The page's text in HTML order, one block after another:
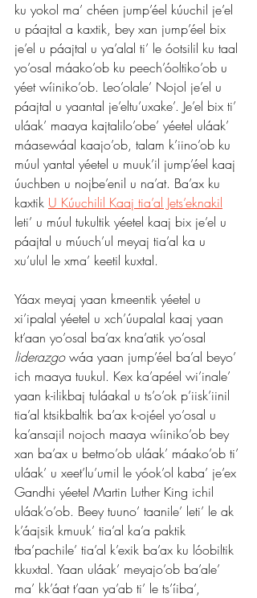
ku yokol ma’ chéen jump’éel kúuchil je’el
u páajtal a kaxtik, bey xan jump’éel bix
je’el u páajtal u ya’alal ti’ le óotsilil ku taal
yo’osal máako’ob ku peech’óoltiko’ob u
yéet wíiniko’ob. Leo’olale’ Nojol je’el u
páajtal u yaantal je’eltu’uxake’. Je’el bix ti’
uláak’ maaya kajtalilo’obe’ yéetel uláak’
máasewáal kaajo’ob, talam k’iino’ob ku
múul yantal yéetel u muuk’il jump’éel kaaj
úuchben u nojbe’enil u na’at. Ba’ax ku
kaxtik U Kúuchilil Kaaj tia’al Jets’eknakil
leti’ u múul tukultik yéetel kaaj bix je’el u
páajtal u múuch’ul meyaj tia’al ka u
xu’ulul le xma’ keetil kuxtal.
Yáax meyaj yaan kmeentik yéetel u
xi’ipalal yéetel u xch’úupalal kaaj yaan
kt’aan yo’osal ba’ax kna’atik yo’osal
liderazgo wáa yaan jump’éel ba’al beyo’
ich maaya tuukul. Kex ka’apéel wi’inale’
yaan k-ilikbaj tuláakal u ts’o’ok p’iisk’iinil
tia’al ktsikbaltik ba’ax k-ojéel yo’osal u
ka’ansajil nojoch maaya wíiniko’ob bey
xan ba’ax u betmo’ob uláak’ máako’ob ti’
uláak’ u xeet’lu’umil le yóok’ol kaba’ je’ex
Gandhi yéetel Martin Luther King ichil
uláak’o’ob. Beey tuuno’ taanile’ leti’ le ak
k’áajsik kmuuk’ tia’al ka’a paktik
tba’pachile’ tia’al k’exik ba’ax ku lóobiltik
kkuxtal. Yaan uláak’ meyajo’ob ba’ale’
ma’ kk’áat t’aan ya’ab ti’ le ts’íiba’,